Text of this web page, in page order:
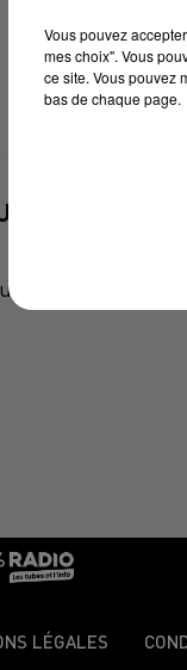
DU 18/
LÉGALES
Vous pouvez
mes choix". Vous
ce site. Vous pouvez
bas de chaque page.